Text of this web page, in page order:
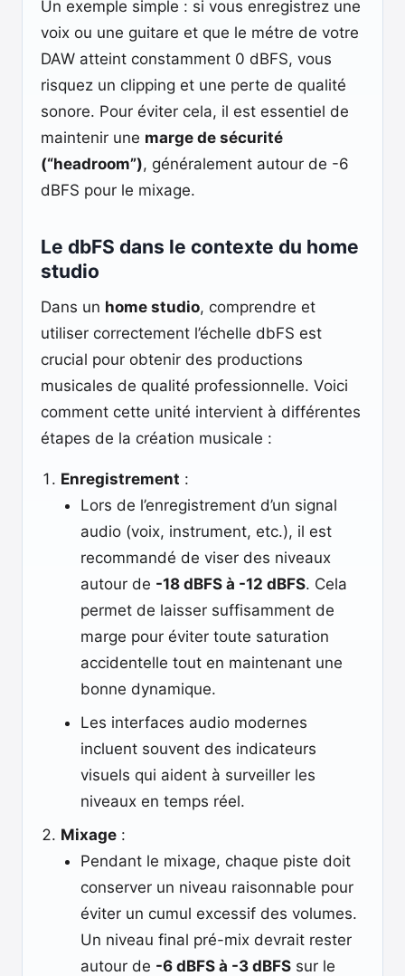
Un exemple simple : si vous enregistrez une
voix ou une guitare et que le métre de votre
DAW atteint constamment 0 dBFS, vous
risquez un clipping et une perte de qualité
sonore. Pour éviter cela, il est essentiel de
maintenir une marge de sécurité
(“headroom”), généralement autour de -6
dBFS pour le mixage.
Le dbFS dans le contexte du home
studio
Dans un home studio, comprendre et
utiliser correctement l’échelle dbFS est
crucial pour obtenir des productions
musicales de qualité professionnelle. Voici
comment cette unité intervient à différentes
étapes de la création musicale :
Enregistrement :
Lors de l’enregistrement d’un signal
audio (voix, instrument, etc.), il est
recommandé de viser des niveaux
autour de -18 dBFS à -12 dBFS. Cela
permet de laisser suffisamment de
marge pour éviter toute saturation
accidentelle tout en maintenant une
bonne dynamique.
Les interfaces audio modernes
incluent souvent des indicateurs
visuels qui aident à surveiller les
niveaux en temps réel.
Mixage :
Pendant le mixage, chaque piste doit
conserver un niveau raisonnable pour
éviter un cumul excessif des volumes.
Un niveau final pré-mix devrait rester
autour de -6 dBFS à -3 dBFS sur le